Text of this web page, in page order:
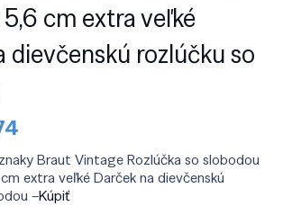
cm extra veľké
dievčenskú rozlúčku so
je:
€7.74.
Braut Vintage Rozlúčka so slobodou
extra veľké Darček na dievčenskú
–Kúpiť